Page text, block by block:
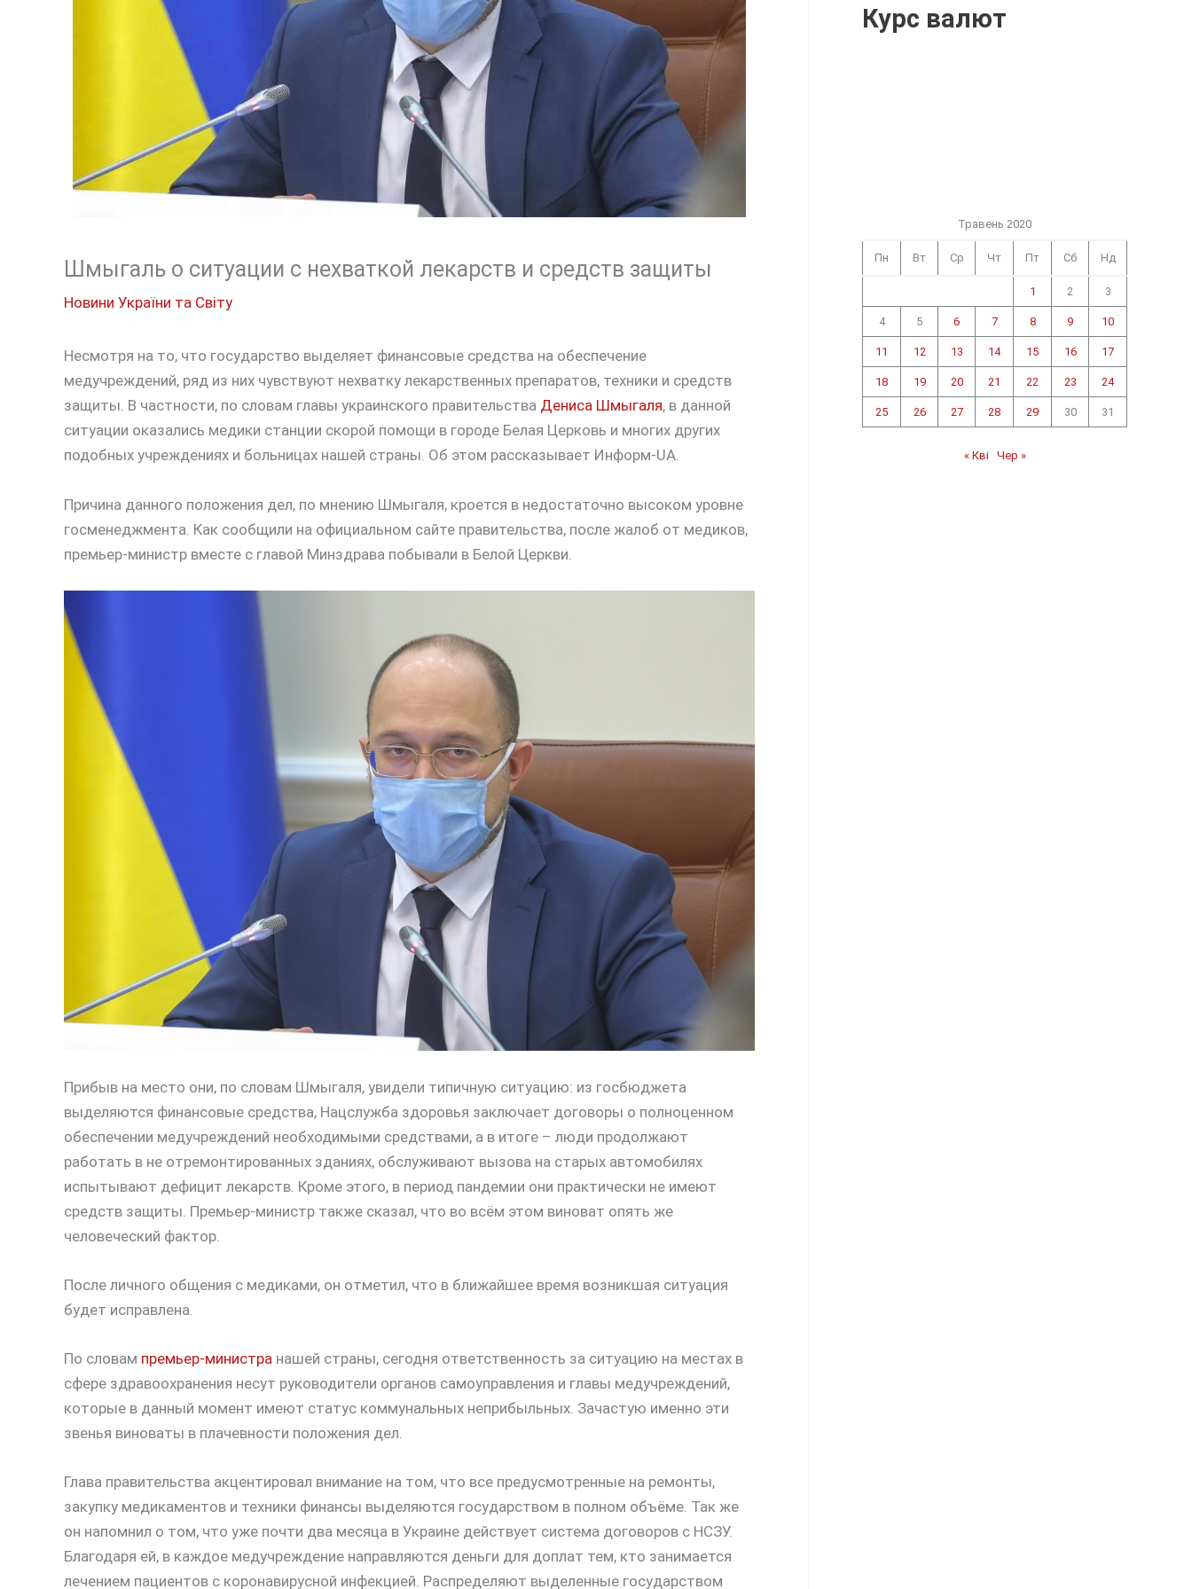
Шмыгаль о ситуации с нехваткой лекарств и средств защиты
Новини України та Світу
Несмотря на то, что государство выделяет финансовые средства на обеспечение
медучреждений, ряд из них чувствуют нехватку лекарственных препаратов, техники и средств
защиты. В частности, по словам главы украинского правительства Дениса Шмыгаля, в данной
ситуации оказались медики станции скорой помощи в городе Белая Церковь и многих других
подобных учреждениях и больницах нашей страны. Об этом рассказывает Информ-UA.
Причина данного положения дел, по мнению Шмыгаля, кроется в недостаточно высоком уровне
госменеджмента. Как сообщили на официальном сайте правительства, после жалоб от медиков,
премьер-министр вместе с главой Минздрава побывали в Белой Церкви.
Прибыв на место они, по словам Шмыгаля, увидели типичную ситуацию: из госбюджета
выделяются финансовые средства, Нацслужба здоровья заключает договоры о полноценном
обеспечении медучреждений необходимыми средствами, а в итоге – люди продолжают
работать в не отремонтированных зданиях, обслуживают вызова на старых автомобилях
испытывают дефицит лекарств. Кроме этого, в период пандемии они практически не имеют
средств защиты. Премьер-министр также сказал, что во всём этом виноват опять же
человеческий фактор.
После личного общения с медиками, он отметил, что в ближайшее время возникшая ситуация
будет исправлена.
По словам премьер-министра нашей страны, сегодня ответственность за ситуацию на местах в
сфере здравоохранения несут руководители органов самоуправления и главы медучреждений,
которые в данный момент имеют статус коммунальных неприбыльных. Зачастую именно эти
звенья виноваты в плачевности положения дел.
Глава правительства акцентировал внимание на том, что все предусмотренные на ремонты,
закупку медикаментов и техники финансы выделяются государством в полном объёме. Так же
он напомнил о том, что уже почти два месяца в Украине действует система договоров с НСЗУ.
Благодаря ей, в каждое медучреждение направляются деньги для доплат тем, кто занимается
лечением пациентов с коронавирусной инфекцией. Распределяют выделенные государством
Курс валют
Травень 2020
Пн Вт Ср Чт Пт Сб Нд
1 2 3
4 5 6 7 8 9 10
11 12 13 14 15 16 17
18 19 20 21 22 23 24
25 26 27 28 29 30 31
« Кві Чер »